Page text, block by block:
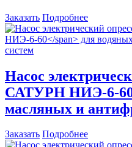
Заказать Подробнее
Насос
САТУРН НИЭ-6-
масляных и
Заказать Подробнее